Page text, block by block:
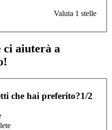
Valuta 1 stelle
aiuterà a
che hai preferito?1/2